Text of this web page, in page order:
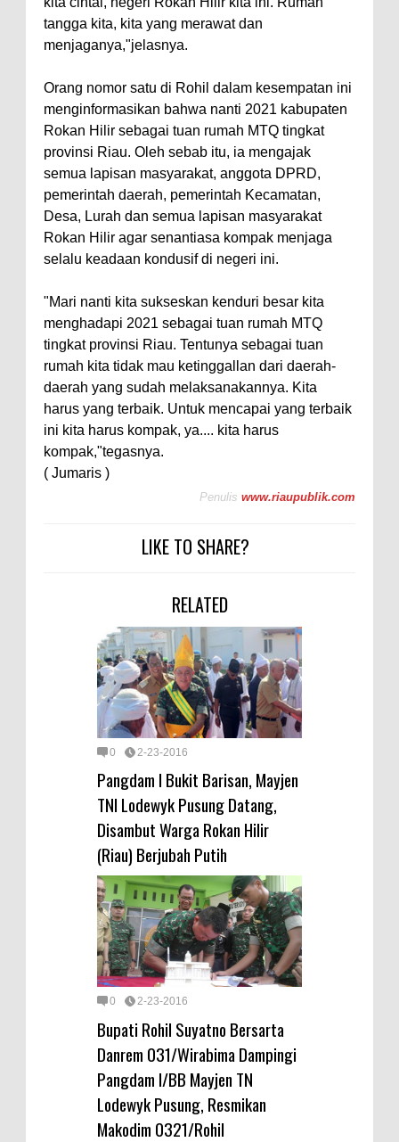
tangga kita, kita yang merawat dan
menjaganya,"jelasnya.
Orang nomor satu di Rohil dalam kesempatan ini
menginformasikan bahwa nanti 2021 kabupaten
Rokan Hilir sebagai tuan rumah MTQ tingkat
provinsi Riau. Oleh sebab itu, ia mengajak
semua lapisan masyarakat, anggota DPRD,
pemerintah daerah, pemerintah Kecamatan,
Desa, Lurah dan semua lapisan masyarakat
Rokan Hilir agar senantiasa kompak menjaga
selalu keadaan kondusif di negeri ini.
"Mari nanti kita sukseskan kenduri besar kita
menghadapi 2021 sebagai tuan rumah MTQ
tingkat provinsi Riau. Tentunya sebagai tuan
rumah kita tidak mau ketinggallan dari daerah-
daerah yang sudah melaksanakannya. Kita
harus yang terbaik. Untuk mencapai yang terbaik
ini kita harus kompak, ya.... kita harus
kompak,"tegasnya.
( Jumaris )
Penulis www.riaupublik.com
LIKE TO SHARE?
RELATED
0 2-23-2016
Pangdam I Bukit Barisan, Mayjen
TNI Lodewyk Pusung Datang,
Disambut Warga Rokan Hilir
(Riau) Berjubah Putih
0 2-23-2016
Bupati Rohil Suyatno Bersarta
Danrem 031/Wirabima Dampingi
Pangdam I/BB Mayjen TN
Lodewyk Pusung, Resmikan
Makodim 0321/Rohil